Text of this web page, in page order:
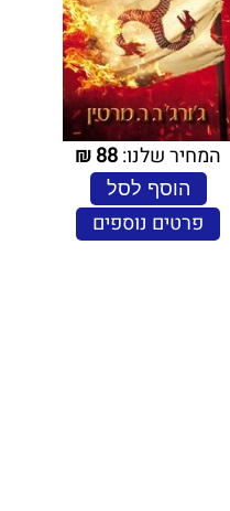
המחיר שלנו:88
₪
הוסף לסל
פרטים נוספים